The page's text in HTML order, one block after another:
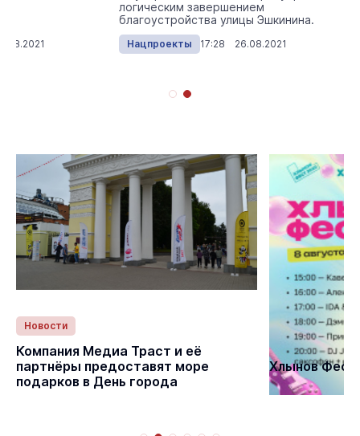
логическим завершением
благоустройства улицы Эшкинина.
Нацпроекты 17:28 26.08.2021
Новости
Компания Медиа Траст и её
партнёры предоставят море
подарков в День города
Статьи
Хлынов Фест